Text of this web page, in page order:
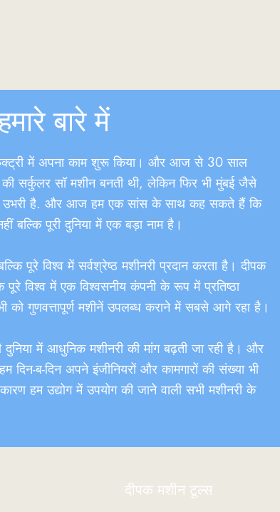
बारे में
में अपना काम शुरू किया। और आज से 30 साल
सर्कुलर सॉ मशीन बनती थी, लेकिन फिर भी मुंबई जैसे
उभरी है. और आज हम एक सांस के साथ कह सकते हैं कि
बल्कि पूरी दुनिया में एक बड़ा नाम है।
पूरे विश्व में सर्वश्रेष्ठ मशीनरी प्रदान करता है। दीपक
विश्व में एक विश्वसनीय कंपनी के रूप में प्रतिष्ठा
को गुणवत्तापूर्ण मशीनें उपलब्ध कराने में सबसे आगे रहा है।
दुनिया में आधुनिक मशीनरी की मांग बढ़ती जा रही है। और
दिन-ब-दिन अपने इंजीनियरों और कामगारों की संख्या भी
हम उद्योग में उपयोग की जाने वाली सभी मशीनरी के
दीपक मशीन टूल्स